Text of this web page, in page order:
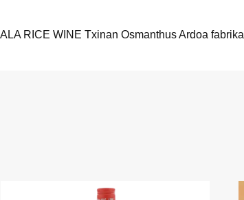
ALA RICE WINE Txinan Osmanthus Ardoa